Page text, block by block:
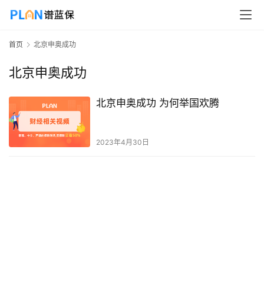
首页 北京申奥成功
北京申奥成功
北京申奥成功 为何举国欢腾
2023年4月30日